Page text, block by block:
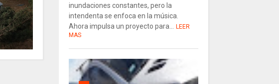
inundaciones constantes, pero la
intendenta se enfoca en la música.
Ahora impulsa un proyecto para... LEER
MAS